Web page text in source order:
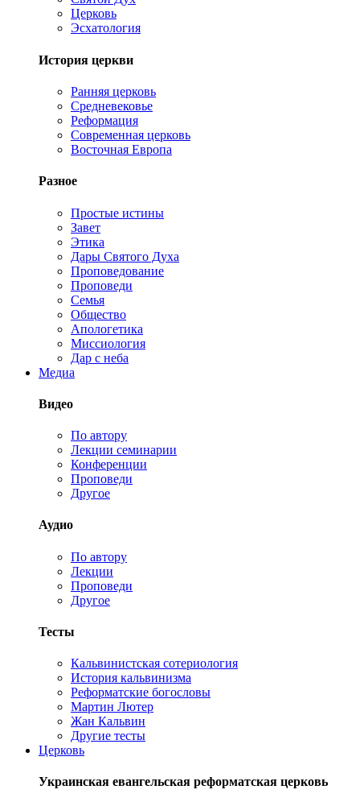
Церковь
Эсхатология
История церкви
Ранняя церковь
Средневековье
Реформация
Современная церковь
Восточная Европа
Разное
Простые истины
Завет
Этика
Дары Святого Духа
Проповедование
Проповеди
Семья
Общество
Апологетика
Миссиология
Дар с неба
Медиа
Видео
По автору
Лекции семинарии
Конференции
Проповеди
Другое
Аудио
По автору
Лекции
Проповеди
Другое
Тесты
Кальвинистская сотериология
История кальвинизма
Реформатские богословы
Мартин Лютер
Жан Кальвин
Другие тесты
Церковь
Украинская евангельская реформатская церковь